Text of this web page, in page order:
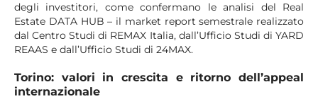
degli investitori, come confermano le analisi del Real
Estate DATA HUB – il market report semestrale realizzato
dal Centro Studi di REMAX Italia, dall’Ufficio Studi di YARD
REAAS e dall’Ufficio Studi di 24MAX.
Torino: valori in crescita e ritorno dell’appeal
internazionale